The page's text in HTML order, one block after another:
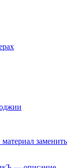
заменить